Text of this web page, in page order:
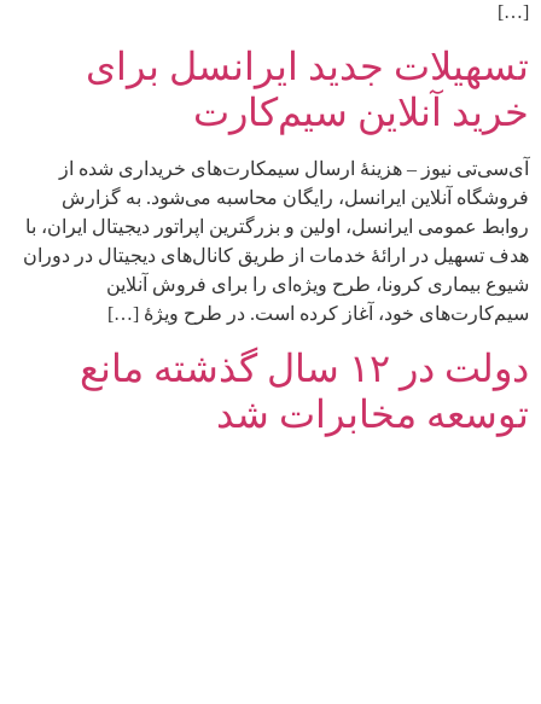
[…]
تسهیلات جدید ایرانسل برای
خرید آنلاین سیم‌کارت
آی‌سی‌تی نیوز – هزینۀ ارسال سیمکارت‌های خریداری شده از
فروشگاه آنلاین ایرانسل، رایگان محاسبه می‌شود. به گزارش
روابط عمومی ایرانسل، اولین و بزرگترین اپراتور دیجیتال ایران، با
هدف تسهیل در ارائۀ خدمات از طریق کانال‌های دیجیتال در دوران
شیوع بیماری کرونا، طرح ویژه‌ای را برای فروش آنلاین
سیم‌کارت‌های خود، آغاز کرده است. در طرح ویژۀ […]
دولت در ۱۲ سال گذشته مانع
توسعه مخابرات شد